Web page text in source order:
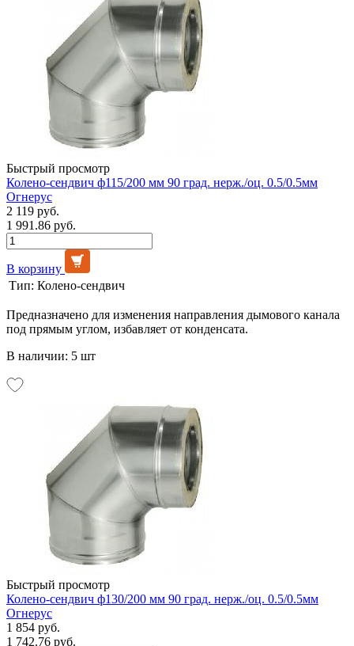
Быстрый просмотр
Колено-сендвич ф115/200 мм 90 град. нерж./оц. 0.5/0.5мм
Огнерус
2 119 руб.
1 991.86 руб.
В корзину
Тип: Колено-сендвич
Предназначено для изменения направления дымового канала
под прямым углом, избавляет от конденсата.
В наличии: 5 шт
Быстрый просмотр
Колено-сендвич ф130/200 мм 90 град. нерж./оц. 0.5/0.5мм
Огнерус
1 854 руб.
1 742.76 руб.